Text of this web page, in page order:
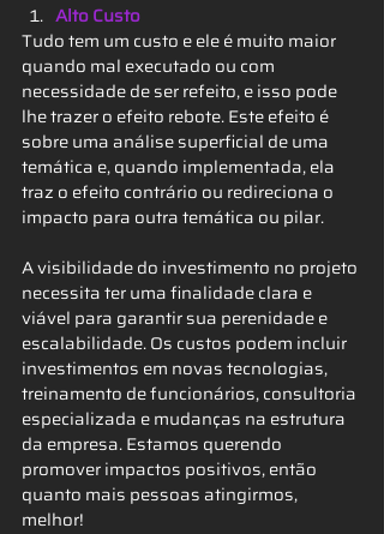
Alto Custo
Tudo tem um custo e ele é muito maior
quando mal executado ou com
necessidade de ser refeito, e isso pode
lhe trazer o efeito rebote. Este efeito é
sobre uma análise superficial de uma
temática e, quando implementada, ela
traz o efeito contrário ou redireciona o
impacto para outra temática ou pilar.
A visibilidade do investimento no projeto
necessita ter uma finalidade clara e
viável para garantir sua perenidade e
escalabilidade. Os custos podem incluir
investimentos em novas tecnologias,
treinamento de funcionários, consultoria
especializada e mudanças na estrutura
da empresa. Estamos querendo
promover impactos positivos, então
quanto mais pessoas atingirmos,
melhor!